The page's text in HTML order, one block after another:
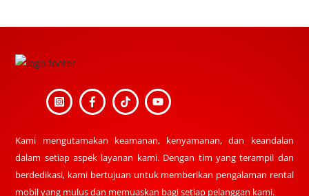
Top
Kami mengutamakan keamanan, kenyamanan, dan keandalan
dalam setiap aspek layanan kami. Dengan tim yang terampil dan
berdedikasi, kami bertujuan untuk memberikan pengalaman rental
mobil yang mulus dan memuaskan bagi setiap pelanggan kami.